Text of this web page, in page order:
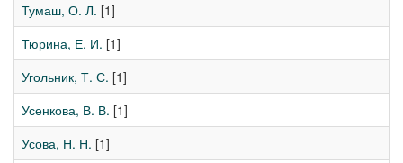
Тумаш, О. Л. [1]
Тюрина, Е. И. [1]
Угольник, Т. С. [1]
Усенкова, В. В. [1]
Усова, Н. Н. [1]